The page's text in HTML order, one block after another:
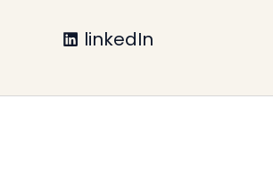
linkedIn